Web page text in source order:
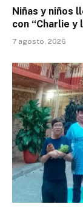
Niñas y niños
con “Charlie
7 agosto, 2026